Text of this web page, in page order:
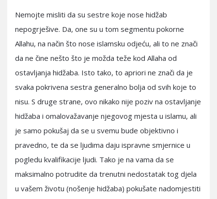
Nemojte misliti da su sestre koje nose hidžab
nepogrješive. Da, one su u tom segmentu pokorne
Allahu, na način što nose islamsku odjeću, ali to ne znači
da ne čine nešto što je možda teže kod Allaha od
ostavljanja hidžaba. Isto tako, to apriori ne znači da je
svaka pokrivena sestra generalno bolja od svih koje to
nisu. S druge strane, ovo nikako nije poziv na ostavljanje
hidžaba i omalovažavanje njegovog mjesta u islamu, ali
je samo pokušaj da se u svemu bude objektivno i
pravedno, te da se ljudima daju ispravne smjernice u
pogledu kvalifikacije ljudi. Tako je na vama da se
maksimalno potrudite da trenutni nedostatak tog djela
u vašem životu (nošenje hidžaba) pokušate nadomjestiti